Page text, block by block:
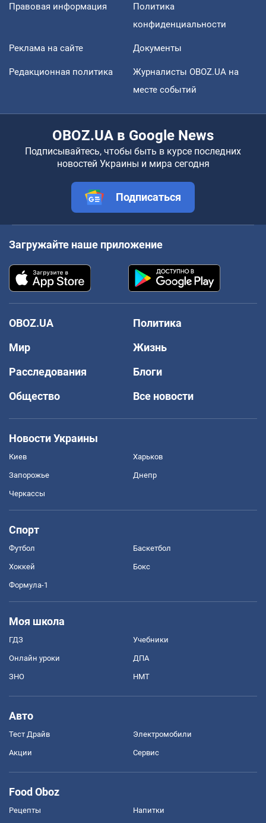
Правовая информация
Политика
конфиденциальности
Реклама на сайте Документы
Редакционная политика
Журналисты OBOZ.UA на
месте событий
OBOZ.UA в Google News
Подписывайтесь, чтобы быть в курсе последних
новостей Украины и мира сегодня
Подписаться
Загружайте наше приложение
OBOZ.UA
Политика
Мир
Жизнь
Расследования
Блоги
Общество
Все новости
Новости Украины
Киев Харьков
Запорожье Днепр
Черкассы
Спорт
Футбол Баскетбол
Хоккей Бокс
Формула-1
Моя школа
ГДЗ Учебники
Онлайн уроки ДПА
ЗНО НМТ
Авто
Тест Драйв Электромобили
Акции Сервис
Food Oboz
Рецепты Напитки